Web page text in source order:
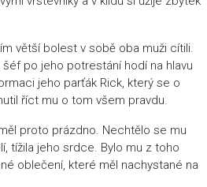
větší bolest v sobě oba muži cítili.
po jeho potrestání hodí na hlavu
jeho parťák Rick, který se o
říct mu o tom všem pravdu.
proto prázdno. Nechtělo se mu
tížila jeho srdce. Bylo mu z toho
oblečení, které měl nachystané na